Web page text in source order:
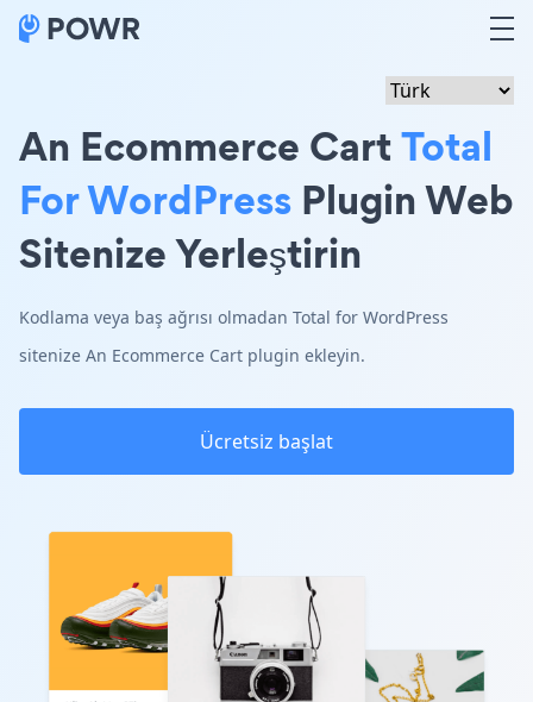
An Ecommerce CartTotal
For WordPress Plugin Web
Sitenize Yerleştirin
Kodlama veya baş ağrısı olmadan Total for WordPress
sitenize An Ecommerce Cart plugin ekleyin.
Ücretsiz başlat